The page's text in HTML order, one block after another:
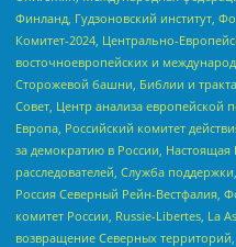
Финланд, Гудзоновский институт,
Комитет-2024, Центрально-
восточноевропейских и
Сторожевой башни, Библии и
Совет, Центр анализа европейской
Европа, Российский комитет
за демократию в России, Настоящая
расследователей, Служба
Россия Северный Рейн-Вестфалия,
комитет России, Russie-Libertes, La
возвращение Северных